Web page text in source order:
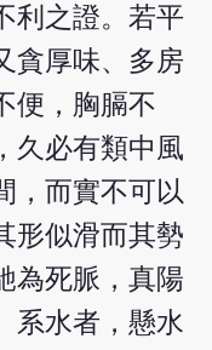
利之證。若平
貪厚味、多房
便，胸膈不
久必有類中風
，而實不可以
形似滑而其勢
為死脈，真陽
系水者，懸水